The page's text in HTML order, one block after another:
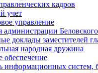
кадров
учет
управление
администрации
доклады заместителей
народная дружина
обеспечение
информационных систем,